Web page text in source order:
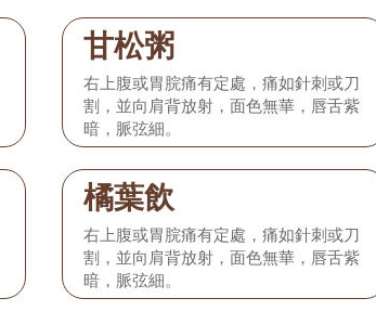
甘松粥
右上腹或胃脘痛有定處，痛如針刺或刀
割，並向肩背放射，面色無華，唇舌紫
暗，脈弦細。
橘葉飲
右上腹或胃脘痛有定處，痛如針刺或刀
割，並向肩背放射，面色無華，唇舌紫
暗，脈弦細。